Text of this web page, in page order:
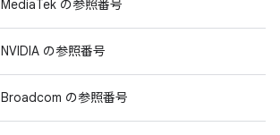
MediaTek の参照番号
NVIDIA の参照番号
Broadcom の参照番号